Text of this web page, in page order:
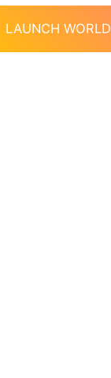
LAUNCH WORLD